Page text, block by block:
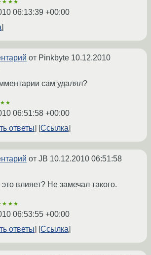
06:13:39 +00:00
от Pinkbyte 10.12.2010
сам удалял?
06:51:58 +00:00
ответы
Ссылка
от JB 10.12.2010 06:51:58
влияет? Не замечал такого.
06:53:55 +00:00
ответы
Ссылка